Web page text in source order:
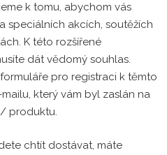
k tomu, abychom vás
speciálních akcích, soutěžích
K této rozšířené
dát vědomý souhlas.
pro registraci k těmto
který vám byl zaslán na
produktu.
chtít dostávat, máte